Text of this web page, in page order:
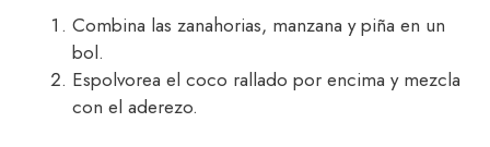
Combina las zanahorias, manzana y piña en un
bol.
Espolvorea el coco rallado por encima y mezcla
con el aderezo.